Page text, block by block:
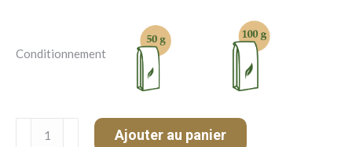
Conditionnement
Ajouter au panier